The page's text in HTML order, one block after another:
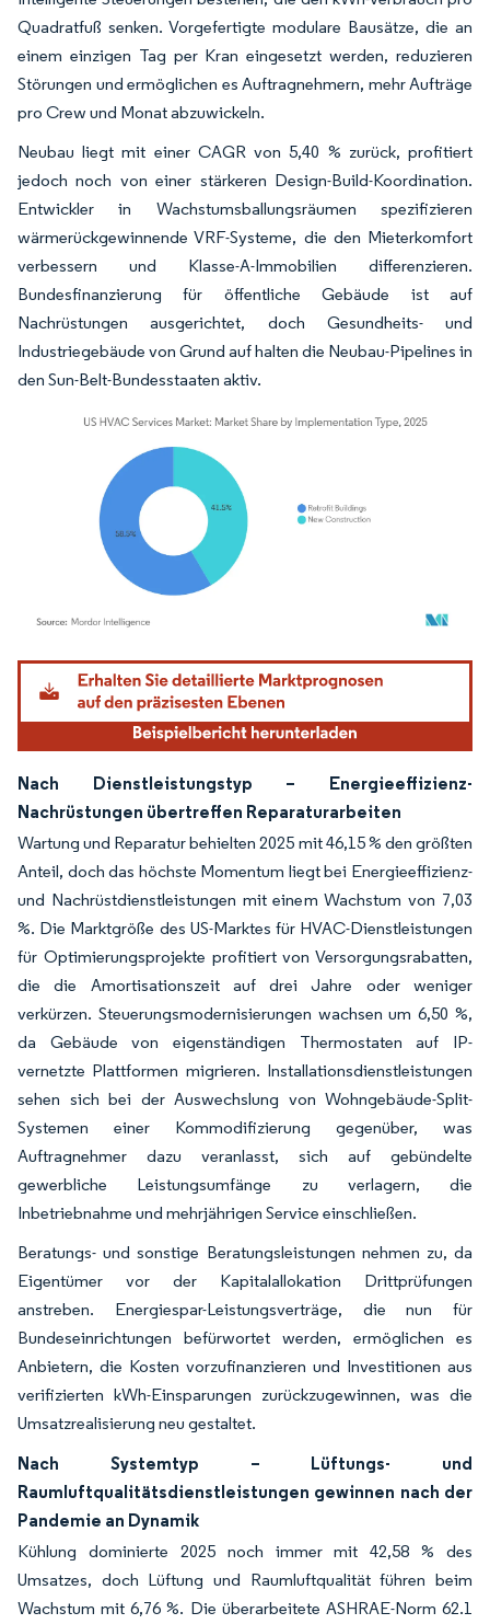
Quadratfuß senken. Vorgefertigte modulare Bausätze, die an
einem einzigen Tag per Kran eingesetzt werden, reduzieren
Störungen und ermöglichen es Auftragnehmern, mehr Aufträge
pro Crew und Monat abzuwickeln.
Neubau liegt mit einer CAGR von 5,40 % zurück, profitiert
jedoch noch von einer stärkeren Design-Build-Koordination.
Entwickler in Wachstumsballungsräumen spezifizieren
wärmerückgewinnende VRF-Systeme, die den Mieterkomfort
verbessern und Klasse-A-Immobilien differenzieren.
Bundesfinanzierung für öffentliche Gebäude ist auf
Nachrüstungen ausgerichtet, doch Gesundheits- und
Industriegebäude von Grund auf halten die Neubau-Pipelines in
den Sun-Belt-Bundesstaaten aktiv.
Bild © Mordor Intelligence. Wiederverwendung erfordert Namensnennung gemäß
Nach Dienstleistungstyp – Energieeffizienz-
Nachrüstungen übertreffen Reparaturarbeiten
Wartung und Reparatur behielten 2025 mit 46,15 % den größten
Anteil, doch das höchste Momentum liegt bei Energieeffizienz-
und Nachrüstdienstleistungen mit einem Wachstum von 7,03
%. Die Marktgröße des US-Marktes für HVAC-Dienstleistungen
für Optimierungsprojekte profitiert von Versorgungsrabatten,
die die Amortisationszeit auf drei Jahre oder weniger
verkürzen. Steuerungsmodernisierungen wachsen um 6,50 %,
da Gebäude von eigenständigen Thermostaten auf IP-
vernetzte Plattformen migrieren. Installationsdienstleistungen
sehen sich bei der Auswechslung von Wohngebäude-Split-
Systemen einer Kommodifizierung gegenüber, was
Auftragnehmer dazu veranlasst, sich auf gebündelte
gewerbliche Leistungsumfänge zu verlagern, die
Inbetriebnahme und mehrjährigen Service einschließen.
Beratungs- und sonstige Beratungsleistungen nehmen zu, da
Eigentümer vor der Kapitalallokation Drittprüfungen
anstreben. Energiespar-Leistungsverträge, die nun für
Bundeseinrichtungen befürwortet werden, ermöglichen es
Anbietern, die Kosten vorzufinanzieren und Investitionen aus
verifizierten kWh-Einsparungen zurückzugewinnen, was die
Umsatzrealisierung neu gestaltet.
Nach Systemtyp – Lüftungs- und
Raumluftqualitätsdienstleistungen gewinnen nach der
Pandemie an Dynamik
Kühlung dominierte 2025 noch immer mit 42,58 % des
Umsatzes, doch Lüftung und Raumluftqualität führen beim
Wachstum mit 6,76 %. Die überarbeitete ASHRAE-Norm 62.1